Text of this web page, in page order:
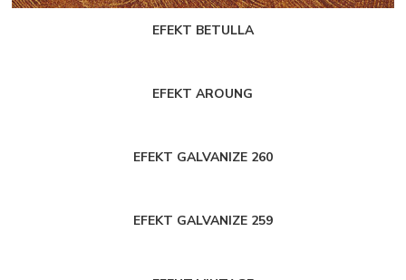
EFEKT BETULLA
EFEKT AROUNG
EFEKT GALVANIZE 260
EFEKT GALVANIZE 259